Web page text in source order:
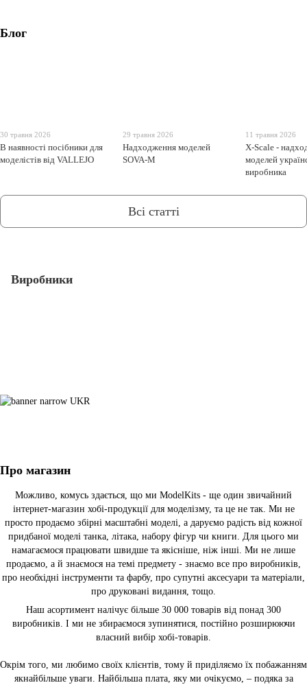
Блог
30 травня 2026
В наявності посібники для
моделістів від VALLEJO
29 травня 2026
Надходження моделей
SOVA-M
11 травня 2026
X-Scale -
моделей
виробника
Всі статті
Виробники
Про магазин
Можливо, комусь здається, що ми ModelKits - ще один звичайний
інтернет-магазин хобі-продукції для моделізму, та це не так. Ми не
просто продаємо збірні масштабні моделі, а даруємо радість від кожної
придбаної моделі танка, літака, набору фігур чи книги. Для цього ми
намагаємося працювати швидше та якісніше, ніж інші. Ми не лише
продаємо, а й знаємося на темі предмету - знаємо все про виробників,
про необхідні інструменти та фарбу, про супутні аксесуари та матеріали,
про друковані видання, тощо.
Наш асортимент налічує більше 30 000 товарів від понад 300
виробників. І ми не збираємося зупинятися, постійно розширюючи
власний вибір хобі-товарів.
Окрім того, ми любимо своїх клієнтів, тому й приділяємо їх побажанням
якнайбільше уваги. Найбільша плата, яку ми очікуємо, – подяка за